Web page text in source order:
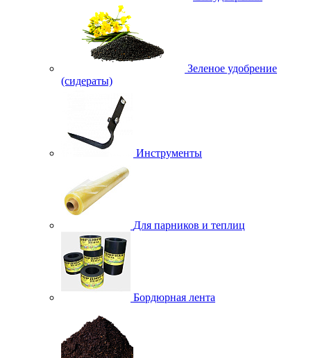
Зеленое удобрение
(сидераты)
Инструменты
Для парников и теплиц
Бордюрная лента